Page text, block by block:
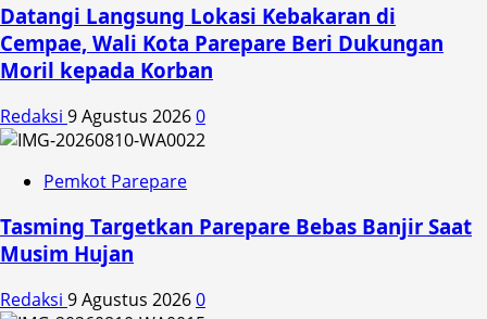
Datangi Langsung Lokasi Kebakaran di
Cempae, Wali Kota Parepare Beri Dukungan
Moril kepada Korban
Redaksi 9 Agustus 20260
Pemkot Parepare
Tasming Targetkan Parepare Bebas Banjir Saat
Musim Hujan
Redaksi 9 Agustus 20260